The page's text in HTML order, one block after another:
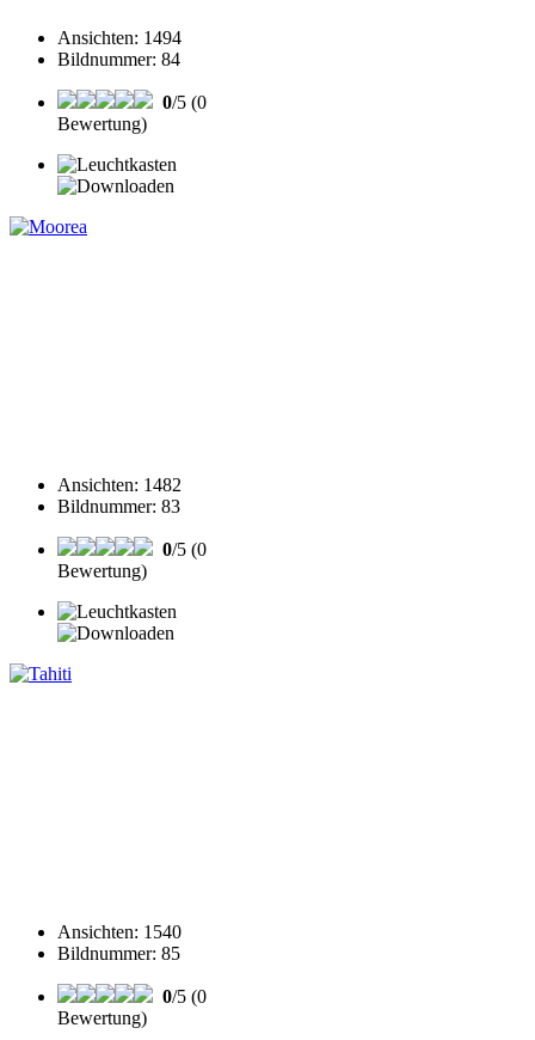
Ansichten: 1494
Bildnummer: 84
0/5 (0
Bewertung)
Ansichten: 1482
Bildnummer: 83
0/5 (0
Bewertung)
Ansichten: 1540
Bildnummer: 85
0/5 (0
Bewertung)